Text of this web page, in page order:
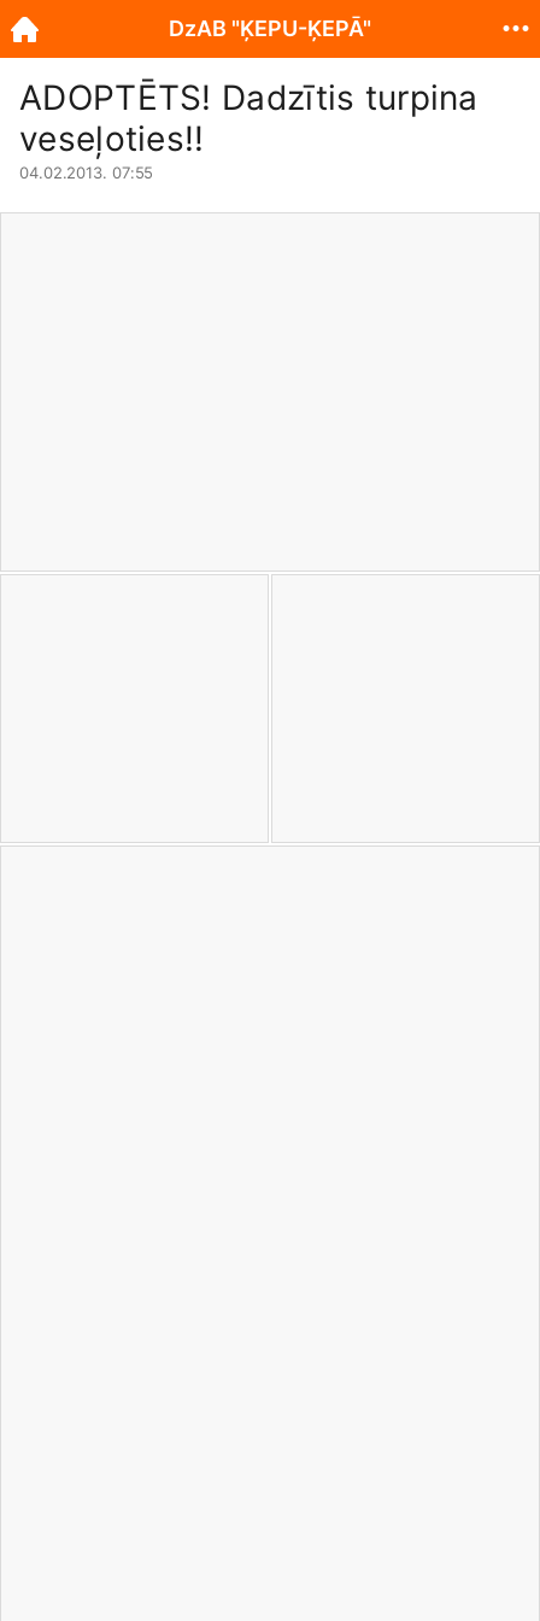
ADOPTĒTS! Dadzītis turpina
veseļoties!!
04.02.2013. 07:55
DzAB "ĶEPU-ĶEPĀ"